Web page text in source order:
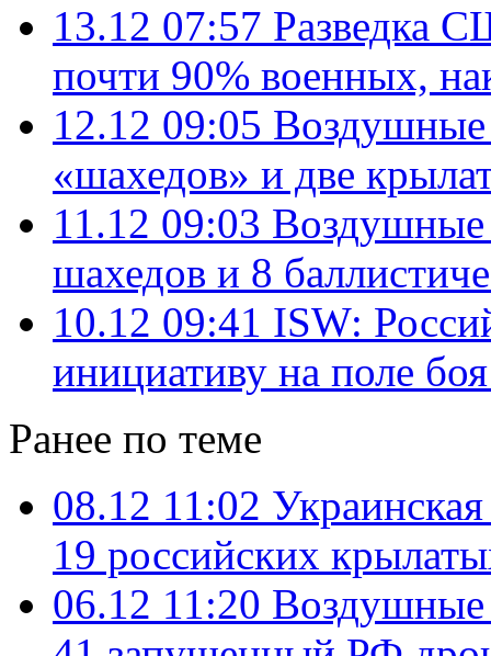
13.12 07:57 Разведка
почти 90% военных,
12.12 09:05
«шахедов» и две
11.12 09:03 Воздушные
шахедов и 8
10.12 09:41 ISW:
инициативу на поле
Ранее по теме
08.12 11:02
19 российских
06.12 11:20